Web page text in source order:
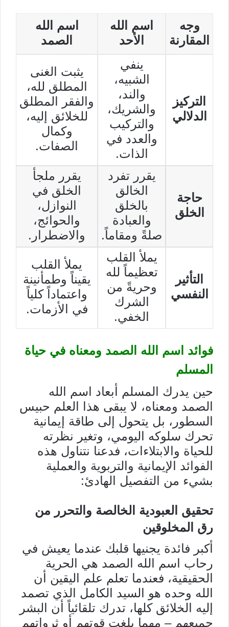
وجه
المقارنة
اسم الله
الأحد
اسم الله
الصمد
التركيز
الدلالي
ينفي
الشبيه،
والند،
والشريك،
والتركيب
والعدد في
الذات.
يثبت الغنى
المطلق لله،
والفقر المطلق
للخلائق إليه،
وكمال
الصفات.
حاجة
الخلق
يقرر تفرد
الخالق
بالخلق
والعبادة
صلةً ومقاماً.
يقرر ملجأ
الخلق في
النوازل،
والحوائج،
والاضطرار.
التأثير
النفسي
يملأ القلب
تعظيماً لله
وحريةً من
الشرك
الخفي.
يملأ القلب
يقيناً وطمأنينة
واعتماداً كلياً
في الأزمات.
فوائد اسم الله الصمد ومعناه في حياة
المسلم
حين يدرك المسلم أبعاد اسم الله
الصمد ومعناه، لا يبقى هذا العلم حبيس
السطور، بل يتحول إلى طاقة إيمانية
تحرك سلوكه اليومي، وتغير نظرته
للحياة والابتلاءات، فدعنا نتناول هذه
الفوائد الإيمانية والتربوية والعملية
بشيء من التفصيل الهادئ:
تحقيق العبودية الخالصة والتحرر من
رق المخلوقين
أكبر فائدة يجنيها قلبك عندما يعيش في
رحاب اسم الله الصمد هي الحرية
الحقيقية، فعندما تعلم علم اليقين أن
الله وحده هو السيد الكامل الذي تصمد
إليه الخلائق كلها، تدرك تلقائياً أن البشر
جميعهم – مهما بلغت قوتهم أو ثرواتهم